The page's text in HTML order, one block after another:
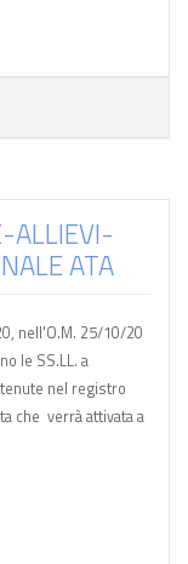
ALLIEVI-
ATA
nell'O.M. 25/10/20
le SS.LL. a
nel registro
che verrà attivata a